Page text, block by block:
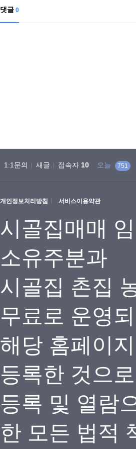
댓글 0
1:1문의 새글 접속자 10 오늘 751
개인정보처리방침 서비스이용약관
시골집매매
소유주분과
시골집 촌집
무료로 운영
해당 홈페이
등록한 것으로
등록 및 열람
한 모든 법적